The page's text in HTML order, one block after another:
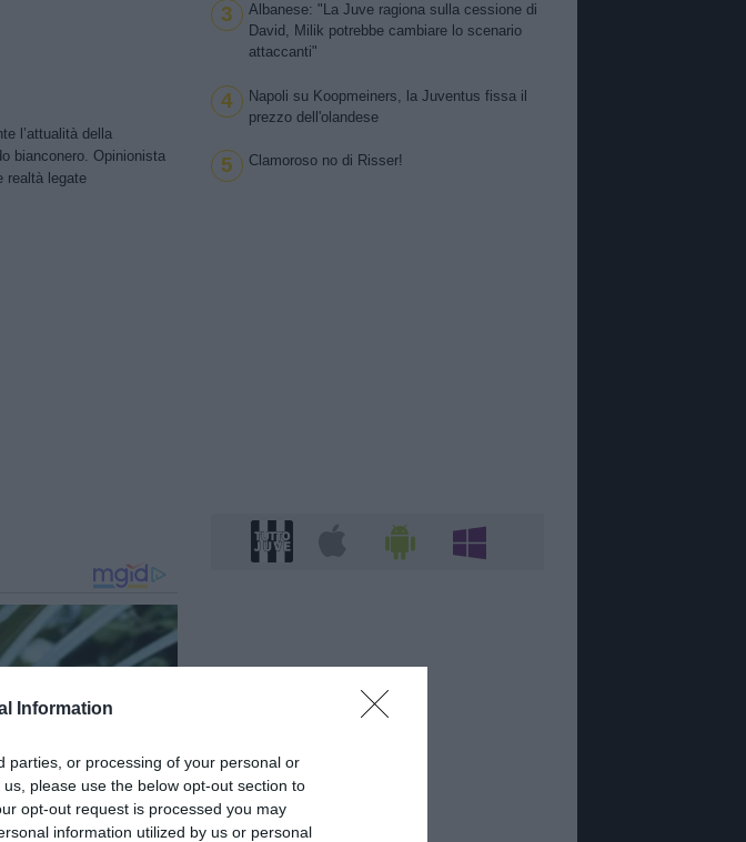
Information
parties, or processing of your personal or
please use the below opt-out section to
opt-out request is processed you may
information utilized by us or personal
l’attualità della
bianconero. Opinionista
realtà legate
3
Albanese: "La Juve ragiona sulla cessione di
David, Milik potrebbe cambiare lo scenario
attaccanti"
4
Napoli su Koopmeiners, la Juventus fissa il
prezzo dell'olandese
5 Clamoroso no di Risser!